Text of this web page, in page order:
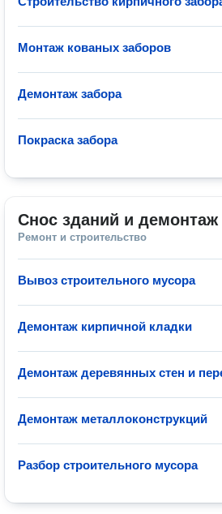
Монтаж кованых заборов
Демонтаж забора
Покраска забора
Снос зданий и демонтаж
Ремонт и строительство
Вывоз строительного мусора
Демонтаж кирпичной кладки
Демонтаж деревянных стен и
Демонтаж металлоконструкций
Разбор строительного мусора